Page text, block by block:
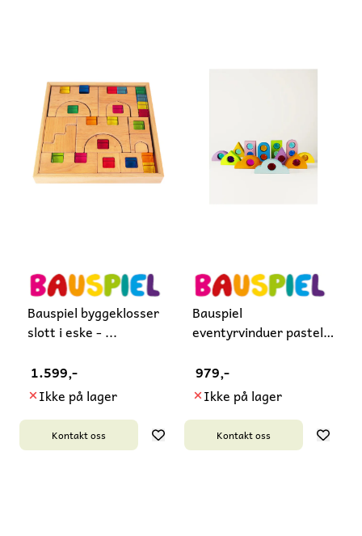
Bauspiel byggeklosser
slott i eske - ...
1.599,-
Ikke på lager
Kontakt oss
Bauspiel
eventyrvinduer pastell
979,-
Ikke på lager
Kontakt oss